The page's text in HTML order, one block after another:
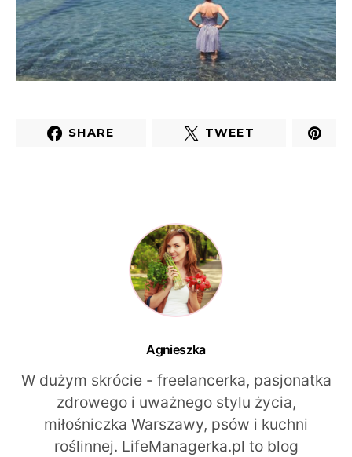
SHARE TWEET
Agnieszka
W dużym skrócie - freelancerka, pasjonatka
zdrowego i uważnego stylu życia,
miłośniczka Warszawy, psów i kuchni
roślinnej. LifeManagerka.pl to blog